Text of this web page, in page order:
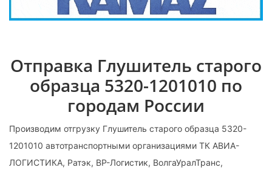
Отправка Глушитель старого
образца 5320-1201010 по
городам России
Производим отгрузку Глушитель старого образца 5320-
1201010 автотранспортными организациями ТК АВИА-
ЛОГИСТИКА, Ратэк, ВР-Логистик, ВолгаУралТранс,